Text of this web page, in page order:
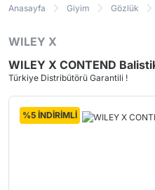
Anasayfa Giyim Gözlük
WILEY X
WILEY X CONTEND
Türkiye Distribütörü Garantili !
%5 İNDİRİMLİ